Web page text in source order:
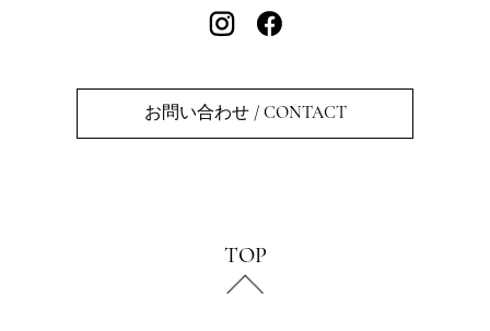
お問い合わせ / CONTACT
TOP